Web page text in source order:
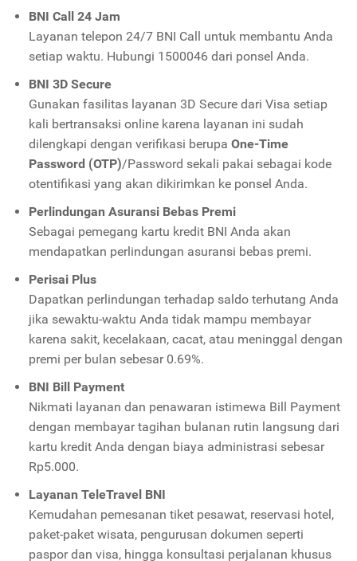
BNI Call 24 Jam
Layanan telepon 24/7 BNI Call untuk membantu Anda
setiap waktu. Hubungi 1500046 dari ponsel Anda.
BNI 3D Secure
Gunakan fasilitas layanan 3D Secure dari Visa setiap
kali bertransaksi online karena layanan ini sudah
dilengkapi dengan verifikasi berupa One-Time
Password (OTP)/Password sekali pakai sebagai kode
otentifikasi yang akan dikirimkan ke ponsel Anda.
Perlindungan Asuransi Bebas Premi
Sebagai pemegang kartu kredit BNI Anda akan
mendapatkan perlindungan asuransi bebas premi.
Perisai Plus
Dapatkan perlindungan terhadap saldo terhutang Anda
jika sewaktu-waktu Anda tidak mampu membayar
karena sakit, kecelakaan, cacat, atau meninggal dengan
premi per bulan sebesar 0.69%.
BNI Bill Payment
Nikmati layanan dan penawaran istimewa Bill Payment
dengan membayar tagihan bulanan rutin langsung dari
kartu kredit Anda dengan biaya administrasi sebesar
Rp5.000.
Layanan TeleTravel BNI
Kemudahan pemesanan tiket pesawat, reservasi hotel,
paket-paket wisata, pengurusan dokumen seperti
paspor dan visa, hingga konsultasi perjalanan khusus